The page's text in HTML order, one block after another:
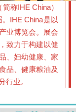
称IHE China）
IHE China是以
业博览会。展会
致力于构建以健
、妇幼健康、家
品、健康粮油及
行业。